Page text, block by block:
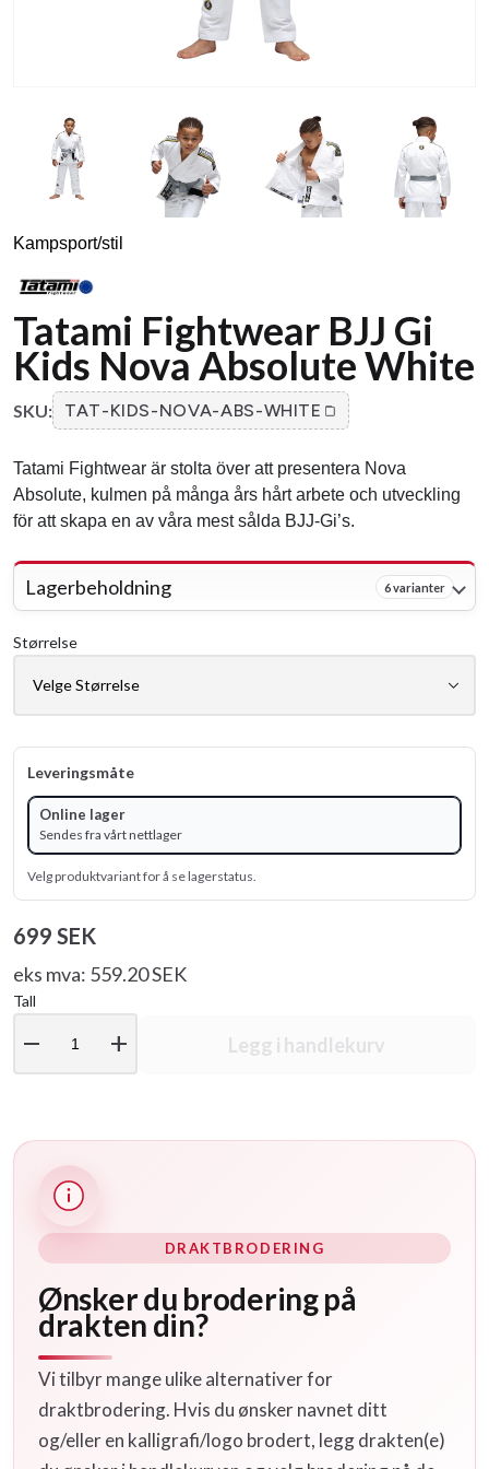
Kampsport/stil
Tatami Fightwear BJJ Gi
Kids Nova Absolute White
SKU: TAT-KIDS-NOVA-ABS-WHITE
Tatami Fightwear är stolta över att presentera Nova
Absolute, kulmen på många års hårt arbete och utveckling
för att skapa en av våra mest sålda BJJ-Gi’s.
Lagerbeholdning 6 varianter
Størrelse
Leveringsmåte
Online lager
Sendes fra vårt nettlager
Velg produktvariant for å se lagerstatus.
699 SEK
eks mva: 559.20 SEK
Tall
remove add Legg i handlekurv
DRAKTBRODERING
Ønsker du brodering på
drakten din?
Vi tilbyr mange ulike alternativer for
draktbrodering. Hvis du ønsker navnet ditt
og/eller en kalligrafi/logo brodert, legg drakten(e)